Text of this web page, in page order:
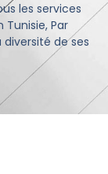
les services
Par
diversité de ses